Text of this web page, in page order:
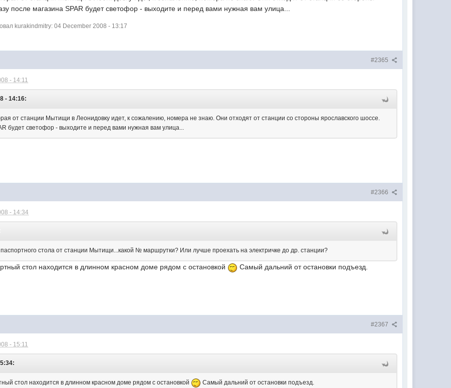
после магазина SPAR будет светофор - выходите и перед вами нужная вам улица...
kurakindmitry: 04 December 2008 - 13:17
#2365
- 14:11
- 14:16:
от станции Мытищи в Леонидовку идет, к сожалению, номера не знаю. Они отходят от станции со стороны ярославского шоссе.
будет светофор - выходите и перед вами нужная вам улица...
#2366
- 14:34
стола от станции Мытищи...какой № маршрутки? Или лучше проехать на электричке до др. станции?
стол находится в длинном красном доме рядом с остановкой Самый дальний от остановки подъезд.
#2367
- 15:11
стол находится в длинном красном доме рядом с остановкой Самый дальний от остановки подъезд.